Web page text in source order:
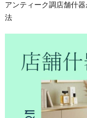
アンティーク調店舗什
法